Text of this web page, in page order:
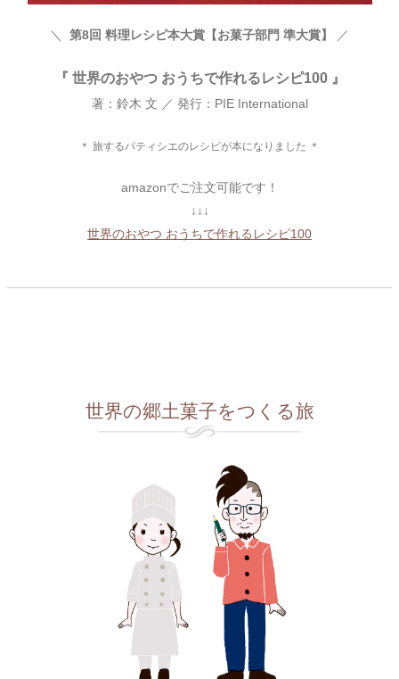
＼ 第8回 料理レシピ本大賞【お菓子部門 準大賞】 ／
『 世界のおやつ おうちで作れるレシピ100 』
著：鈴木 文 ／ 発行：PIE International
＊ 旅するパティシエのレシピが本になりました ＊
amazonでご注文可能です！
↓↓↓
世界のおやつ おうちで作れるレシピ100
世界の郷土菓子をつくる旅